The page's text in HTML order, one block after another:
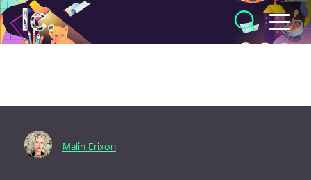
Illustratörcentrum
Malin Erixon